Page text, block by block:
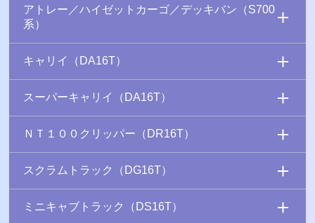
アトレー／ハイゼットカーゴ／デッキバン（S700
系）
キャリイ（DA16T）
スーパーキャリイ（DA16T）
ＮＴ１００クリッパー（DR16T）
スクラムトラック（DG16T）
ミニキャブトラック（DS16T）